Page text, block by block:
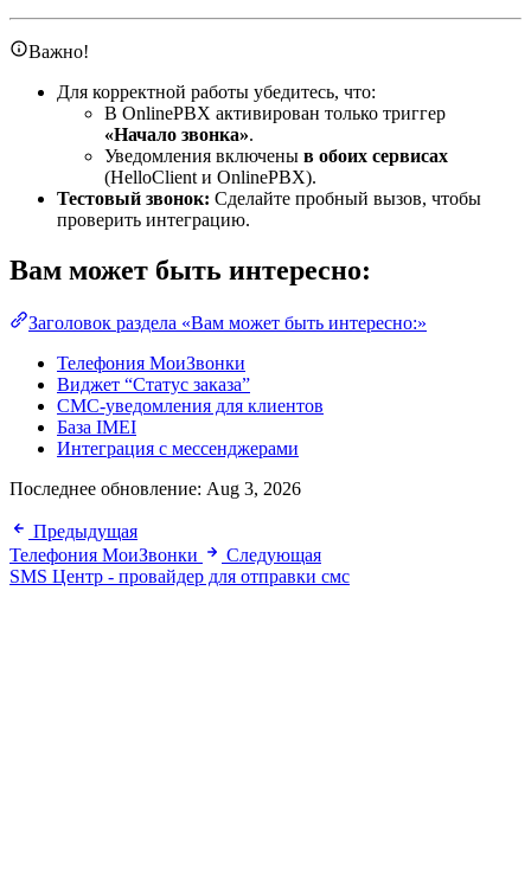
Важно!
Для корректной работы убедитесь, что:
В OnlinePBX активирован только триггер
«Начало звонка».
Уведомления включены в обоих сервисах
(HelloClient и OnlinePBX).
Тестовый звонок: Сделайте пробный вызов, чтобы
проверить интеграцию.
Вам может быть интересно:
Заголовок раздела «Вам может быть интересно:»
Телефония МоиЗвонки
Виджет “Статус заказа”
СМС-уведомления для клиентов
База IMEI
Интеграция с мессенджерами
Последнее обновление: Aug 3, 2026
Предыдущая
Телефония МоиЗвонки
Следующая
SMS Центр - провайдер для отправки смс